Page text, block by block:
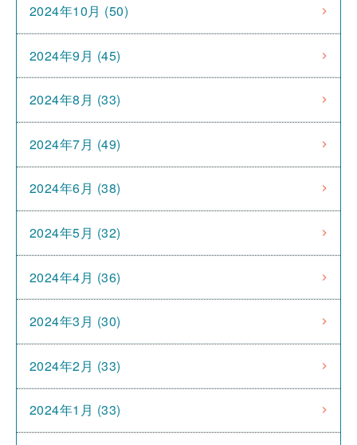
2024年10月 (50)
2024年9月 (45)
2024年8月 (33)
2024年7月 (49)
2024年6月 (38)
2024年5月 (32)
2024年4月 (36)
2024年3月 (30)
2024年2月 (33)
2024年1月 (33)